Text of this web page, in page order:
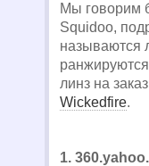
Мы говорим
Squidoo,
называются
линз на
Wickedfire.
1.